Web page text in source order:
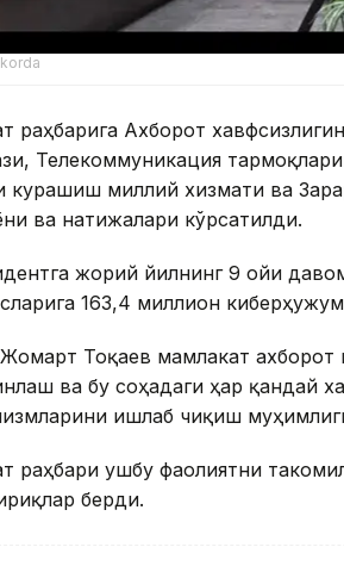
раҳбарига Ахборот
Телекоммуникация
курашиш миллий хизмати ва
ва натижалари кўрсатилди.
жорий йилнинг 9 ойи
163,4 миллион
Жомарт Тоқаев мамлакат
ва бу соҳадаги ҳар қандай
ишлаб чиқиш
раҳбари ушбу фаолиятни
берди.